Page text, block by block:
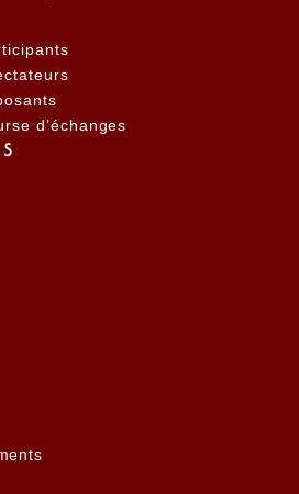
d’échanges